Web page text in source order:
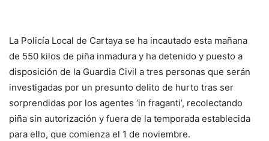
La Policía Local de Cartaya se ha incautado esta mañana
de 550 kilos de piña inmadura y ha detenido y puesto a
disposición de la Guardia Civil a tres personas que serán
investigadas por un presunto delito de hurto tras ser
sorprendidas por los agentes ‘in fraganti’, recolectando
piña sin autorización y fuera de la temporada establecida
para ello, que comienza el 1 de noviembre.